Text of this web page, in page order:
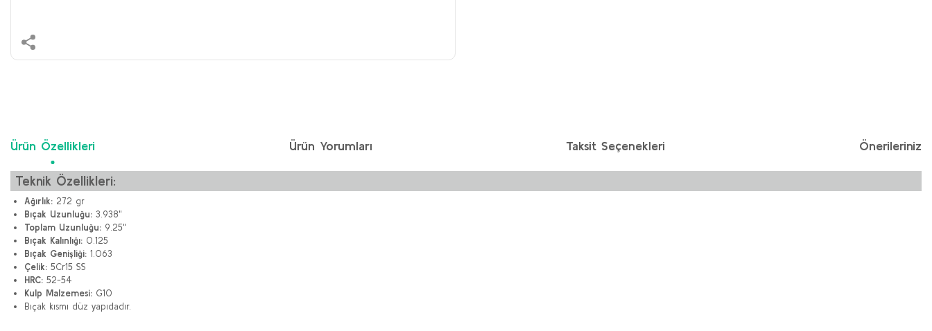
Ürün Özellikleri Ürün Yorumları Taksit Seçenekleri Önerileriniz
Teknik Özellikleri:
Ağırlık: 272 gr
Bıçak Uzunluğu: 3.938"
Toplam Uzunluğu: 9.25"
Bıçak Kalınlığı: 0.125
Bıçak Genişliği: 1.063
Çelik: 5Cr15 SS
HRC: 52-54
Kulp Malzemesi: G10
Bıçak kısmı düz yapıdadır.